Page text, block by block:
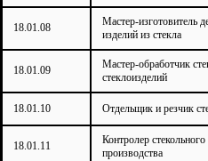
18.01.08
Мастер-изготовитель
изделий из стекла
18.01.09
Мастер-обработчик
стеклоизделий
18.01.10 Отдельщик и резчик
18.01.11
Контролер стекольного
производства